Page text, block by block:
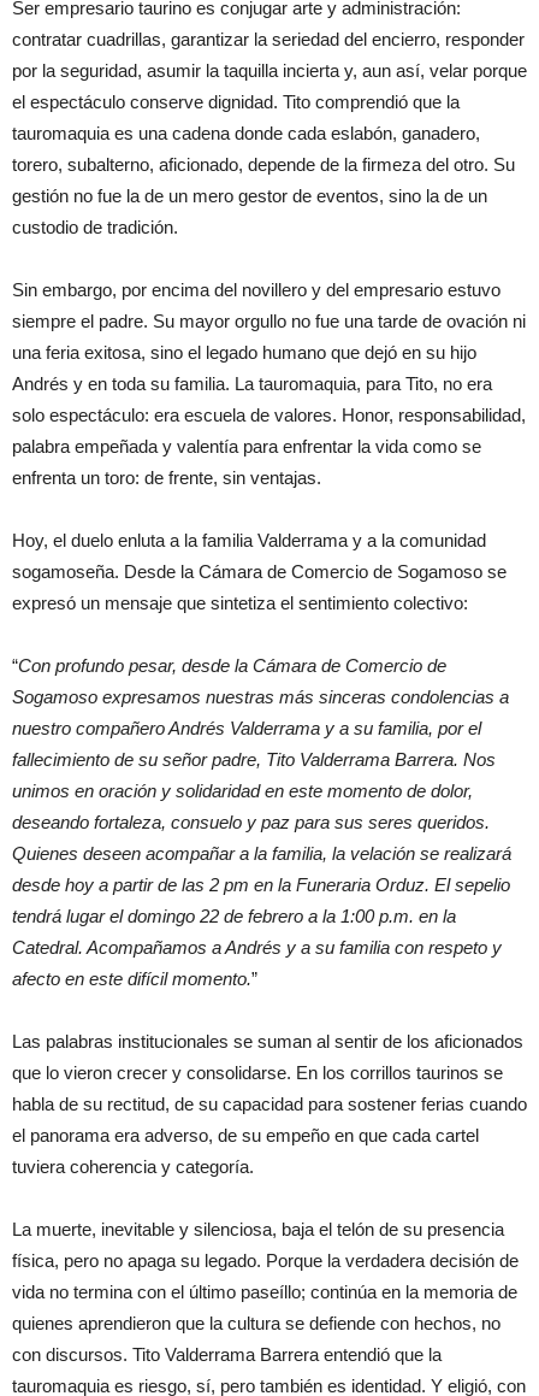
Ser empresario taurino es conjugar arte y administración:
contratar cuadrillas, garantizar la seriedad del encierro, responder
por la seguridad, asumir la taquilla incierta y, aun así, velar porque
el espectáculo conserve dignidad. Tito comprendió que la
tauromaquia es una cadena donde cada eslabón, ganadero,
torero, subalterno, aficionado, depende de la firmeza del otro. Su
gestión no fue la de un mero gestor de eventos, sino la de un
custodio de tradición.
Sin embargo, por encima del novillero y del empresario estuvo
siempre el padre. Su mayor orgullo no fue una tarde de ovación ni
una feria exitosa, sino el legado humano que dejó en su hijo
Andrés y en toda su familia. La tauromaquia, para Tito, no era
solo espectáculo: era escuela de valores. Honor, responsabilidad,
palabra empeñada y valentía para enfrentar la vida como se
enfrenta un toro: de frente, sin ventajas.
Hoy, el duelo enluta a la familia Valderrama y a la comunidad
sogamoseña. Desde la Cámara de Comercio de Sogamoso se
expresó un mensaje que sintetiza el sentimiento colectivo:
“Con profundo pesar, desde la Cámara de Comercio de
Sogamoso expresamos nuestras más sinceras condolencias a
nuestro compañero Andrés Valderrama y a su familia, por el
fallecimiento de su señor padre, Tito Valderrama Barrera. Nos
unimos en oración y solidaridad en este momento de dolor,
deseando fortaleza, consuelo y paz para sus seres queridos.
Quienes deseen acompañar a la familia, la velación se realizará
desde hoy a partir de las 2 pm en la Funeraria Orduz. El sepelio
tendrá lugar el domingo 22 de febrero a la 1:00 p.m. en la
Catedral. Acompañamos a Andrés y a su familia con respeto y
afecto en este difícil momento.”
Las palabras institucionales se suman al sentir de los aficionados
que lo vieron crecer y consolidarse. En los corrillos taurinos se
habla de su rectitud, de su capacidad para sostener ferias cuando
el panorama era adverso, de su empeño en que cada cartel
tuviera coherencia y categoría.
La muerte, inevitable y silenciosa, baja el telón de su presencia
física, pero no apaga su legado. Porque la verdadera decisión de
vida no termina con el último paseíllo; continúa en la memoria de
quienes aprendieron que la cultura se defiende con hechos, no
con discursos. Tito Valderrama Barrera entendió que la
tauromaquia es riesgo, sí, pero también es identidad. Y eligió, con